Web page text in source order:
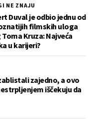
NE ZNAJU
Duval je odbio jednu od
filmskih uloga
Toma Kruza: Najveća
u karijeri?
zajedno, a ovo
iščekuju da